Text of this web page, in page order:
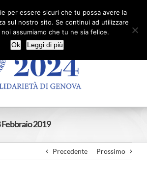
Facebook
X YouTube
Febbraio 2019
Precedente Prossimo
per essere sicuri che tu possa avere la
sul nostro sito. Se continui ad utilizzare
assumiamo che tu ne sia felice.
Ok
Leggi di più